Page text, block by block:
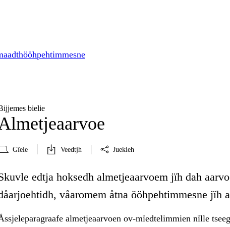
bielie
Gïele Veedtjh Juekieh
edtja hoksedh almetjeaarvoem jïh dah
våaromem åtna ööhpehtimmesne jïh
almetjeaarvoen ov-mïedtelimmien nïlle